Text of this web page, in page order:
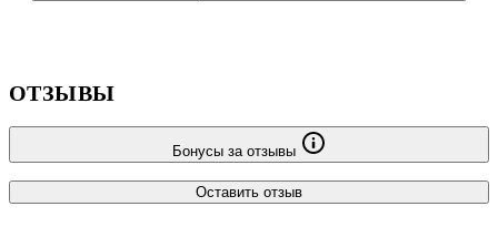
ОТЗЫВЫ
Бонусы за отзывы
Оставить отзыв